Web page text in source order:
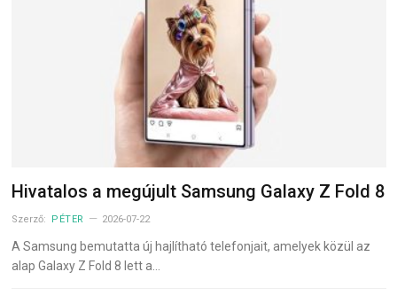
Hivatalos a megújult Samsung Galaxy Z Fold 8
Szerző: PÉTER 2026-07-22
A Samsung bemutatta új hajlítható telefonjait, amelyek közül az
alap Galaxy Z Fold 8 lett a…